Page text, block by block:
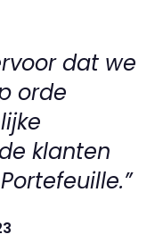
dat we
orde
klanten